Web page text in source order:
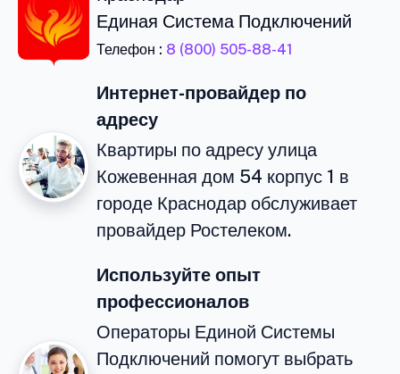
Единая Система Подключений
Телефон : 8 (800) 505-88-41
Интернет-провайдер по
адресу
Квартиры по адресу улица
Кожевенная дом 54 корпус 1 в
городе Краснодар обслуживает
провайдер Ростелеком.
Используйте опыт
профессионалов
Операторы Единой Системы
Подключений помогут выбрать